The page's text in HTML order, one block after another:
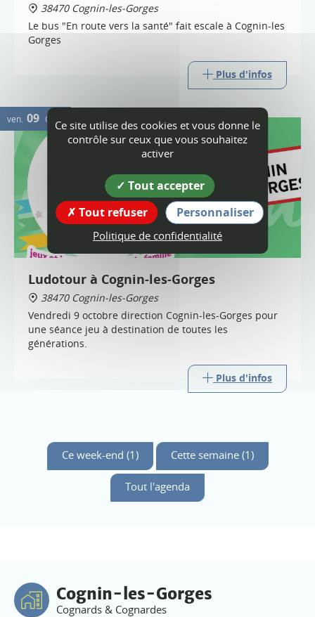
38470 Cognin-les-Gorges
Le bus "En route vers la santé" fait escale à Cognin-les
Gorges
Plus d'infos
ven. 09 OCT.
Ludotour à Cognin-les-Gorges
38470 Cognin-les-Gorges
Vendredi 9 octobre direction Cognin-les-Gorges pour
une séance jeu à destination de toutes les
générations.
Plus d'infos
Ce week-end (1) Cette semaine (1)
Tout l'agenda
Cognin-les-Gorges
Cognards & Cognardes
Ce site utilise des cookies et vous donne le
contrôle sur ceux que vous souhaitez
activer
Tout accepter
Tout refuser
Personnaliser
Politique de confidentialité